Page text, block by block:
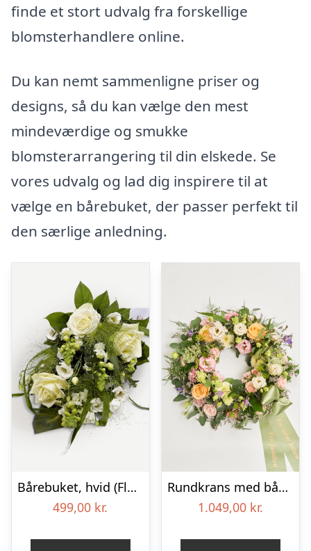
finde et stort udvalg fra forskellige
blomsterhandlere online.
Du kan nemt sammenligne priser og
designs, så du kan vælge den mest
mindeværdige og smukke
blomsterarrangering til din elskede. Se
vores udvalg og lad dig inspirere til at
vælge en bårebuket, der passer perfekt til
den særlige anledning.
Bårebuket, hvid (Floristens kreative valg) med bånd
499,00 kr.
Rundkrans med bånd – Floristens kreative valg
1.049,00 kr.